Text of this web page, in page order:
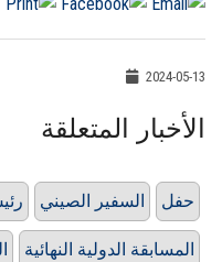
2024-05-13
الأخبار المتعلقة
السفير الصيني حفل
المسابقة الدولية النهائية